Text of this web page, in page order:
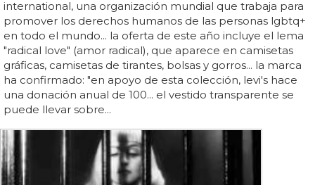
international, una organización mundial que trabaja para
promover los derechos humanos de las personas lgbtq+
en todo el mundo... la oferta de este año incluye el lema
"radical love" (amor radical), que aparece en camisetas
gráficas, camisetas de tirantes, bolsas y gorros... la marca
ha confirmado: "en apoyo de esta colección, levi's hace
una donación anual de 100... el vestido transparente se
puede llevar sobre...